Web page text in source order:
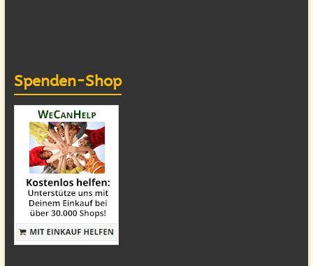
Spenden-Shop